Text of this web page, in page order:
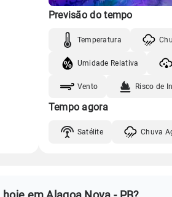
Previsão do tempo
Temperatura
Umidade Relativa
Vento Risco de
Tempo agora
Satélite Chuva